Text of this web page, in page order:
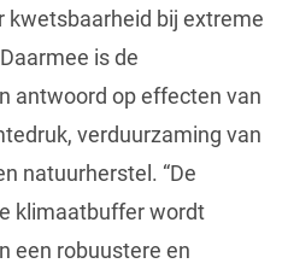
kwetsbaarheid bij extreme
is de
antwoord op effecten van
verduurzaming van
natuurherstel. “De
klimaatbuffer wordt
een robuustere en